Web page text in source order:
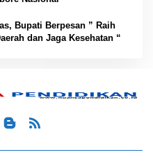
Bupati Berpesan ” Raih
dan Jaga Kesehatan “